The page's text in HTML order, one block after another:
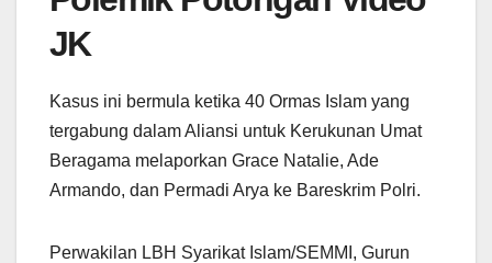
JK
Kasus ini bermula ketika 40 Ormas Islam yang
tergabung dalam Aliansi untuk Kerukunan Umat
Beragama melaporkan Grace Natalie, Ade
Armando, dan Permadi Arya ke Bareskrim Polri.
Perwakilan LBH Syarikat Islam/SEMMI, Gurun